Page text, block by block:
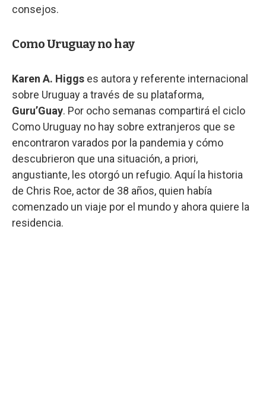
consejos.
Como Uruguay no hay
Karen A. Higgs es autora y referente internacional
sobre Uruguay a través de su plataforma,
Guru’Guay. Por ocho semanas compartirá el ciclo
Como Uruguay no hay sobre extranjeros que se
encontraron varados por la pandemia y cómo
descubrieron que una situación, a priori,
angustiante, les otorgó un refugio. Aquí la historia
de Chris Roe, actor de 38 años, quien había
comenzado un viaje por el mundo y ahora quiere la
residencia.